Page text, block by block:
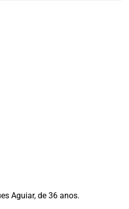
Aguiar, de 36 anos.